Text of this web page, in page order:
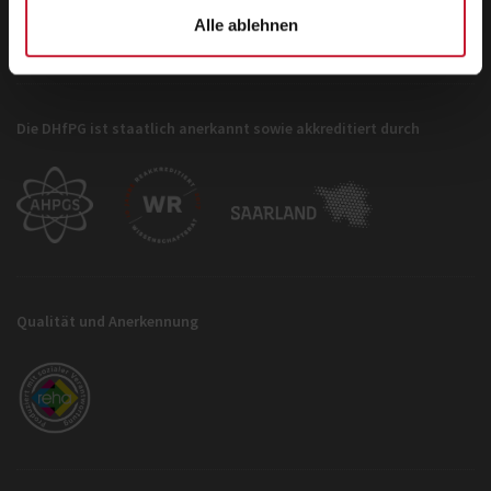
Alle ablehnen
Die DHfPG ist staatlich anerkannt sowie akkreditiert durch
Qualität und Anerkennung